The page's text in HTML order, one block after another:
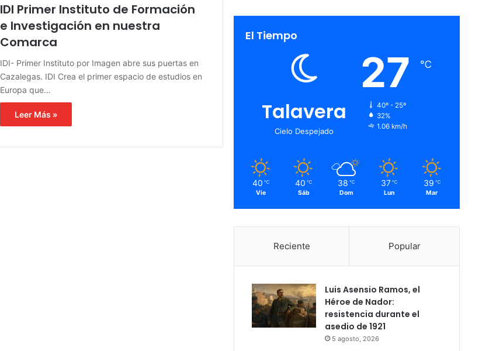
IDI Primer Instituto de Formación
e Investigación en nuestra
Comarca
IDI- Primer Instituto por Imagen abre sus puertas en
Cazalegas. IDI Crea el primer espacio de estudios en
Europa que…
Leer Más »
El Tiempo
Talavera
Cielo Despejado
27 ℃
40º - 25º
32%
1.06 km/h
40 ℃
Vie
40 ℃
Sáb
38 ℃
Dom
37 ℃
Lun
39 ℃
Mar
Reciente Popular
Luis Asensio Ramos, el
Héroe de Nador:
resistencia durante el
asedio de 1921
5 agosto, 2026